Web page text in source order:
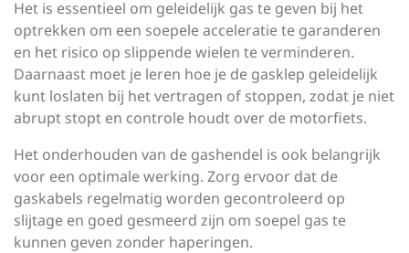
Het is essentieel om geleidelijk gas te geven bij het
optrekken om een soepele acceleratie te garanderen
en het risico op slippende wielen te verminderen.
Daarnaast moet je leren hoe je de gasklep geleidelijk
kunt loslaten bij het vertragen of stoppen, zodat je niet
abrupt stopt en controle houdt over de motorfiets.
Het onderhouden van de gashendel is ook belangrijk
voor een optimale werking. Zorg ervoor dat de
gaskabels regelmatig worden gecontroleerd op
slijtage en goed gesmeerd zijn om soepel gas te
kunnen geven zonder haperingen.